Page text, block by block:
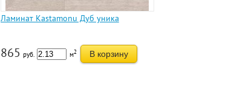
Ламинат Kastamonu Дуб уника
865 руб. м2 В корзину